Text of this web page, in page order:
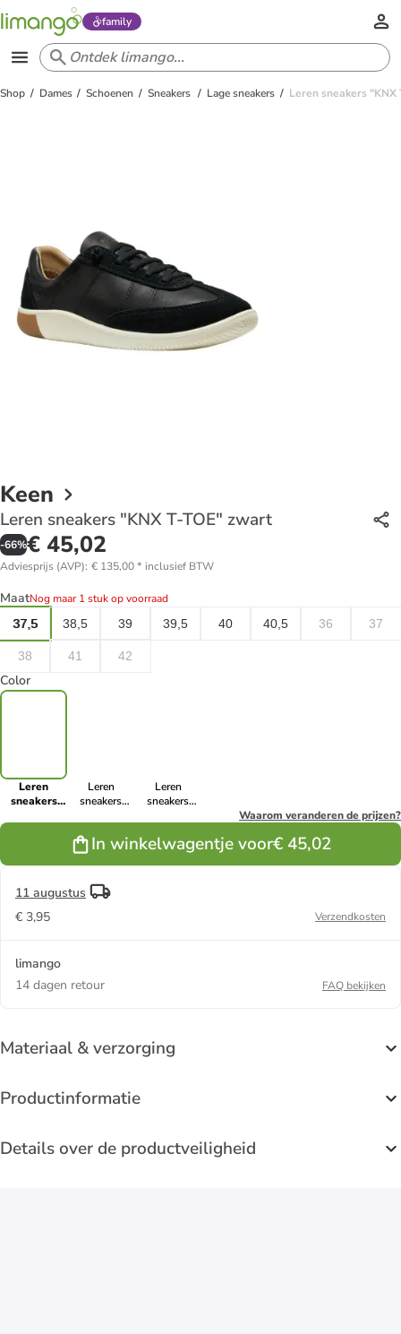
family
Shop Dames Schoenen Sneakers Lage sneakers Leren sneakers "KNX
Keen
Leren sneakers "KNX T-TOE" zwart
-66%€ 45,02
Adviesprijs (AVP): € 135,00* inclusief BTW
MaatNog maar 1 stuk op voorraad
37,5
38,5 39 39,5 40 40,5 36 37
38 41 42
Color
Leren
sneakers
Leren
sneakers
Leren
sneakers
Waarom veranderen de prijzen?
In winkelwagentje voor€ 45,02
11 augustus
€ 3,95
Verzendkosten
limango
14 dagen retour
FAQ bekijken
Materiaal & verzorging
Productinformatie
Details over de productveiligheid